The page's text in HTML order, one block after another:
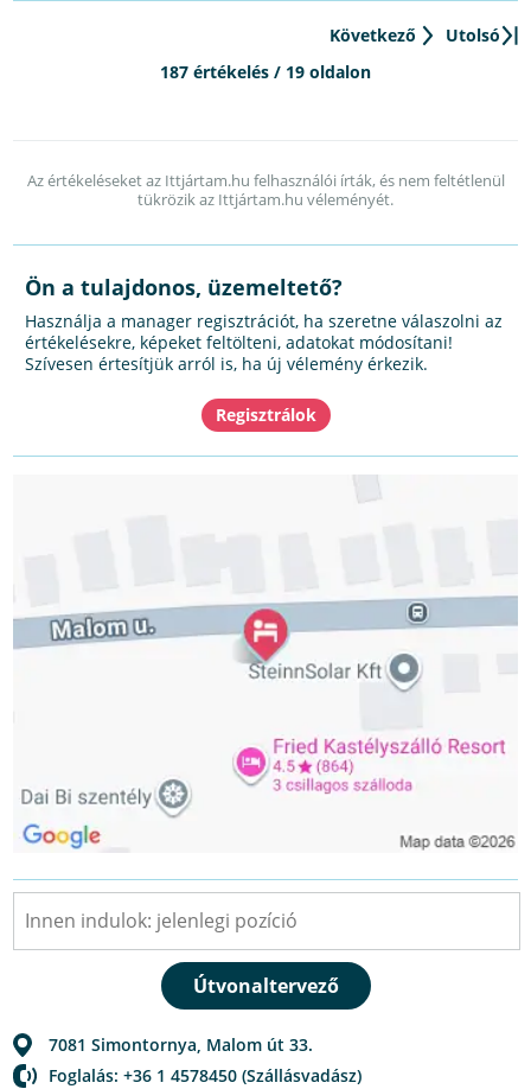
Következő
Utolsó
187 értékelés / 19 oldalon
Az értékeléseket az Ittjártam.hu felhasználói írták, és nem feltétlenül
tükrözik az Ittjártam.hu véleményét.
Ön a tulajdonos, üzemeltető?
Használja a manager regisztrációt, ha szeretne válaszolni az
értékelésekre, képeket feltölteni, adatokat módosítani!
Szívesen értesítjük arról is, ha új vélemény érkezik.
7081 Simontornya Malom út 33.
Foglalás: +36 1 4578450 (Szállásvadász)